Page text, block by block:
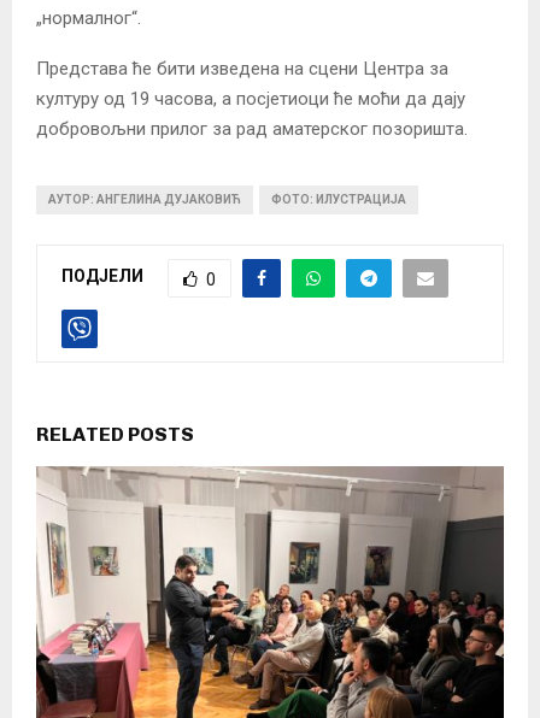
„нормалног“.
Представа ће бити изведена на сцени Центра за
културу од 19 часова, а посјетиоци ће моћи да дају
добровољни прилог за рад аматерског позоришта.
АУТОР: АНГЕЛИНА ДУЈАКОВИЋ ФОТО: ИЛУСТРАЦИЈА
ПОДЈЕЛИ 0
RELATED POSTS